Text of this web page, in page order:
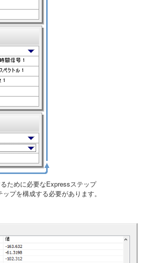
ために必要なExpressステップ
ップを構成する必要があります。